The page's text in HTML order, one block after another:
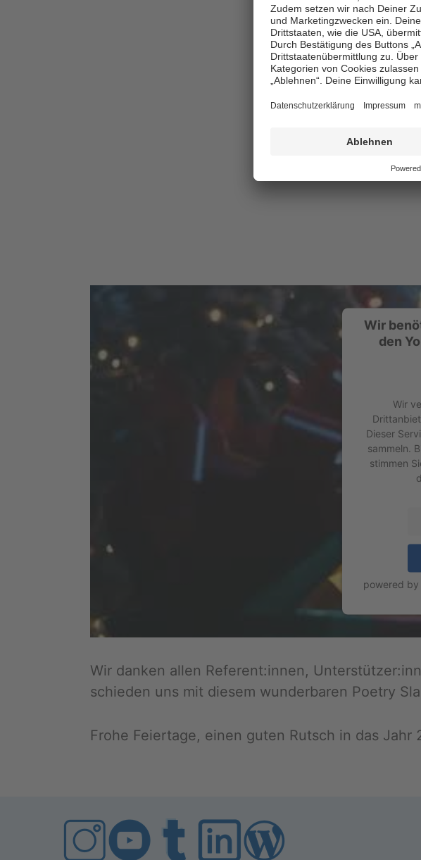
Wir
den
Wir
Dieser
sammeln.
stimmen
powered by
Wir dan­ken allen Re­fe­rent:innen,
schie­den uns mit die­sem wun­der­ba­ren Poe­try
Frohe Fei­er­ta­ge, einen guten Rutsch in das